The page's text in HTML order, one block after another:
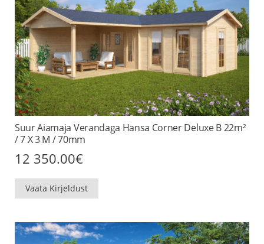
Suur Aiamaja Verandaga Hansa Corner Deluxe B 22m²
/ 7 X 3 M / 70mm
12 350.00€
Vaata Kirjeldust